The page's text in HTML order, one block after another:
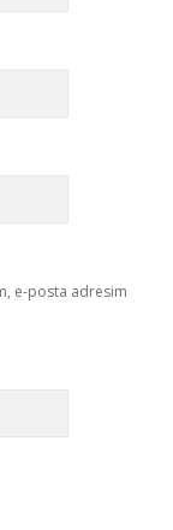
e-posta adresim